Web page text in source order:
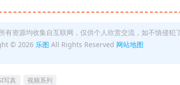
有资源均收集自互联网，仅供个人欣赏交流，如不慎侵犯
© 2026 乐图 All Rights Reserved 网站地图
写真 视频系列